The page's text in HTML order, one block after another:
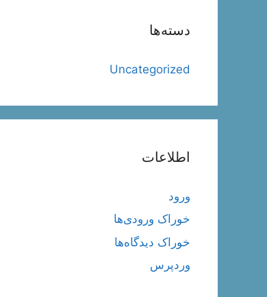
دسته‌ها
Uncategorized
اطلاعات
ورود
خوراک ورودی‌ها
خوراک دیدگاه‌ها
وردپرس